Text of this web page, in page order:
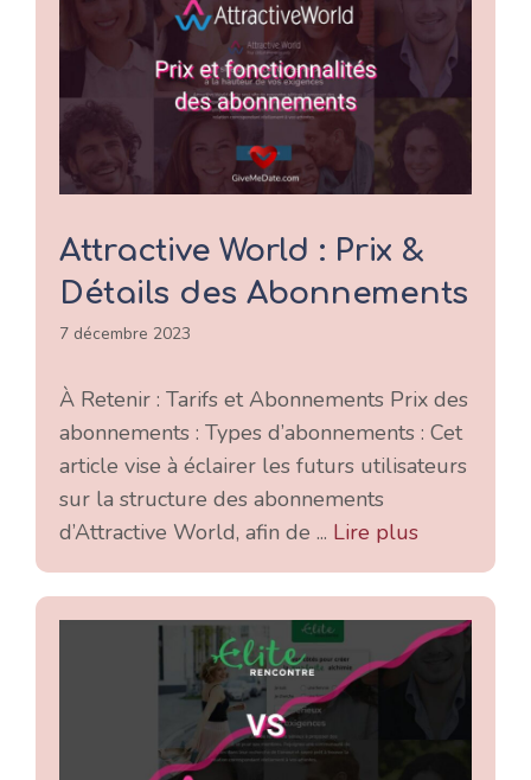
Attractive World : Prix &
Détails des Abonnements
7 décembre 2023
À Retenir : Tarifs et Abonnements Prix des
abonnements : Types d’abonnements : Cet
article vise à éclairer les futurs utilisateurs
sur la structure des abonnements
d’Attractive World, afin de ... Lire plus